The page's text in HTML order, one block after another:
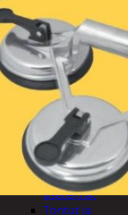
Joulu- ja kausivalot
Eläimet ja
tontut
Kyntteliköt
Valoketjut ja
kuusenvalot
Joulukoristeet
Kranssit ja
asetelmat
Tontut ja